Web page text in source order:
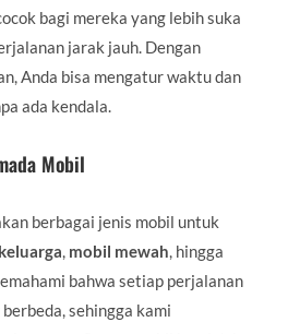
bagi mereka yang lebih suka
jarak jauh. Dengan
Anda bisa mengatur waktu dan
ada kendala.
Mobil
berbagai jenis mobil untuk
mobil mewah , hingga
bahwa setiap perjalanan
sehingga kami